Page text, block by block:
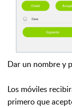
Dar un nombre y
Los móviles
primero que